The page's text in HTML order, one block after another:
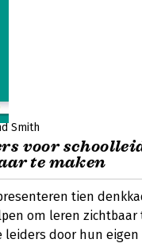
Smith
voor
te maken
tien
om leren zichtbaar
leiders door hun eigen